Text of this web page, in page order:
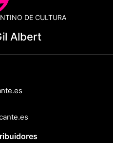
DE CULTURA
Albert